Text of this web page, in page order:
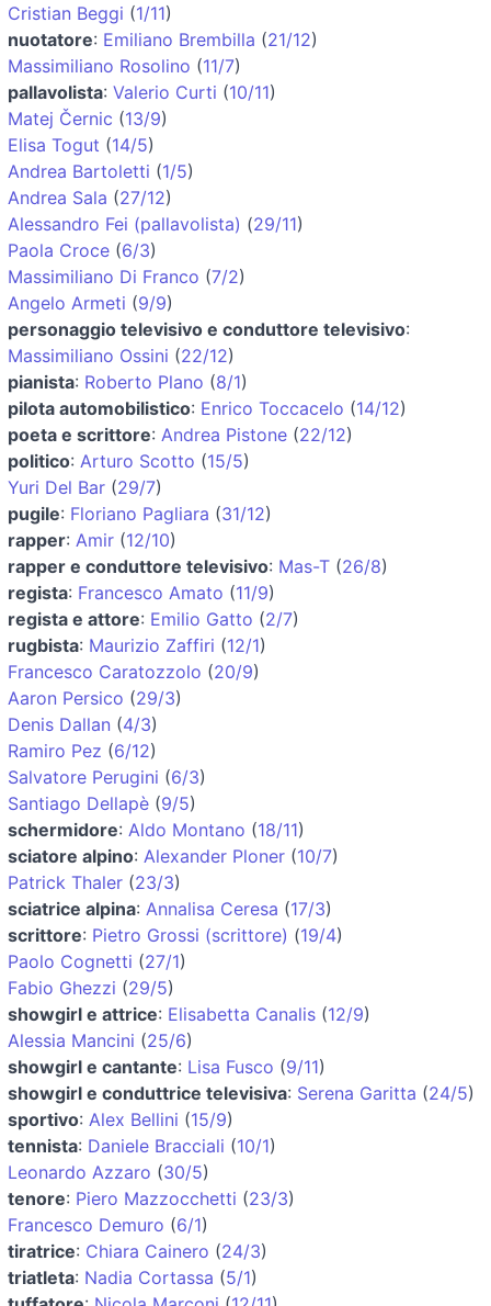
Cristian Beggi (1/11)
nuotatore: Emiliano Brembilla (21/12)
Massimiliano Rosolino (11/7)
pallavolista: Valerio Curti (10/11)
Matej Černic (13/9)
Elisa Togut (14/5)
Andrea Bartoletti (1/5)
Andrea Sala (27/12)
Alessandro Fei (pallavolista) (29/11)
Paola Croce (6/3)
Massimiliano Di Franco (7/2)
Angelo Armeti (9/9)
personaggio televisivo e conduttore televisivo:
Massimiliano Ossini (22/12)
pianista: Roberto Plano (8/1)
pilota automobilistico: Enrico Toccacelo (14/12)
poeta e scrittore: Andrea Pistone (22/12)
politico: Arturo Scotto (15/5)
Yuri Del Bar (29/7)
pugile: Floriano Pagliara (31/12)
rapper: Amir (12/10)
rapper e conduttore televisivo: Mas-T (26/8)
regista: Francesco Amato (11/9)
regista e attore: Emilio Gatto (2/7)
rugbista: Maurizio Zaffiri (12/1)
Francesco Caratozzolo (20/9)
Aaron Persico (29/3)
Denis Dallan (4/3)
Ramiro Pez (6/12)
Salvatore Perugini (6/3)
Santiago Dellapè (9/5)
schermidore: Aldo Montano (18/11)
sciatore alpino: Alexander Ploner (10/7)
Patrick Thaler (23/3)
sciatrice alpina: Annalisa Ceresa (17/3)
scrittore: Pietro Grossi (scrittore) (19/4)
Paolo Cognetti (27/1)
Fabio Ghezzi (29/5)
showgirl e attrice: Elisabetta Canalis (12/9)
Alessia Mancini (25/6)
showgirl e cantante: Lisa Fusco (9/11)
showgirl e conduttrice televisiva: Serena Garitta (24/5)
sportivo: Alex Bellini (15/9)
tennista: Daniele Bracciali (10/1)
Leonardo Azzaro (30/5)
tenore: Piero Mazzocchetti (23/3)
Francesco Demuro (6/1)
tiratrice: Chiara Cainero (24/3)
triatleta: Nadia Cortassa (5/1)